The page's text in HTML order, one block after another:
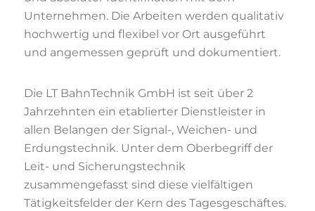
Unternehmen. Die Arbeiten werden qualitativ
hochwertig und flexibel vor Ort ausgeführt
und angemessen geprüft und dokumentiert.
Die LT BahnTechnik GmbH ist seit über 2
Jahrzehnten ein etablierter Dienstleister in
allen Belangen der Signal-, Weichen- und
Erdungstechnik. Unter dem Oberbegriff der
Leit- und Sicherungstechnik
zusammengefasst sind diese vielfältigen
Tätigkeitsfelder der Kern des Tagesgeschäftes.